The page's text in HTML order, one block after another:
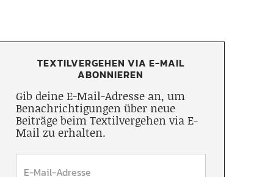
TEXTILVERGEHEN VIA E-MAIL
ABONNIEREN
Gib deine E-Mail-Adresse an, um
Benachrichtigungen über neue
Beiträge beim Textilvergehen via E-
Mail zu erhalten.